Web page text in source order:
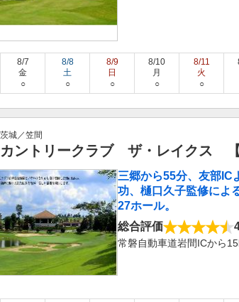
8/7
金
○
8/8
土
○
8/9
日
○
8/10
月
○
8/11
火
○
茨城／笠間
カントリークラブ ザ・レイクス 【
三郷から55分、友部
功、樋口久子監修によ
27ホール。
総合評価
常磐自動車道岩間ICから